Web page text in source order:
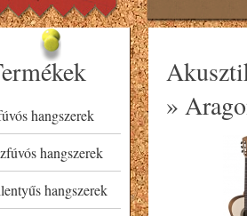
hangszerek
hangszerek
hangszerek
»